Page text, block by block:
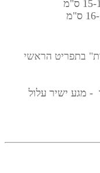
ס"מ
ס"מ
בתפריט הראשי
- מגע ישיר עלול